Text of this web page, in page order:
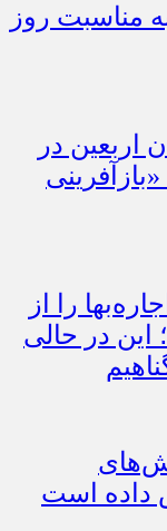
مناسبت روز
اربعین در
را از
این در حالی
داده است